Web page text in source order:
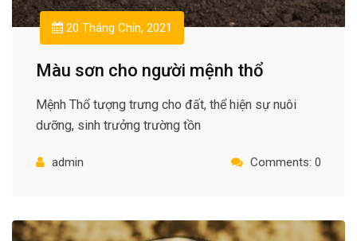
20 Tháng Chín, 2021
Màu sơn cho người mệnh thổ
Mệnh Thổ tượng trưng cho đất, thể hiện sự nuôi
dưỡng, sinh trưởng trường tồn
admin Comments: 0